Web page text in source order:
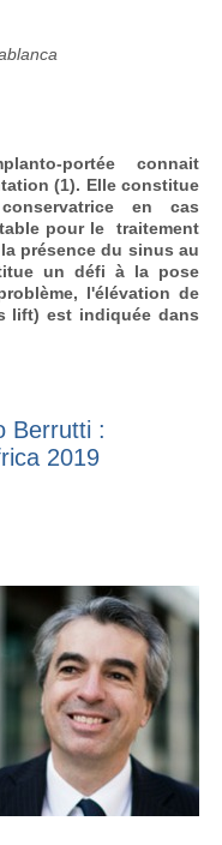
portée connait
(1). Elle constitue
en cas
pour le traitement
présence du sinus au
un défi à la pose
l'élévation de
lift) est indiquée dans
Berrutti :
2019